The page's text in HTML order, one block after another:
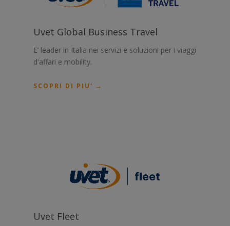
Uvet Global Business Travel
E’ leader in Italia nei servizi e soluzioni per i viaggi
d'affari e mobility.
SCOPRI DI PIU' →
Uvet Fleet